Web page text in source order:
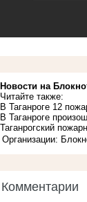
Новости на
Читайте также:
В Таганроге 12
В Таганроге
Таганрогский
Организации:
Комментарии